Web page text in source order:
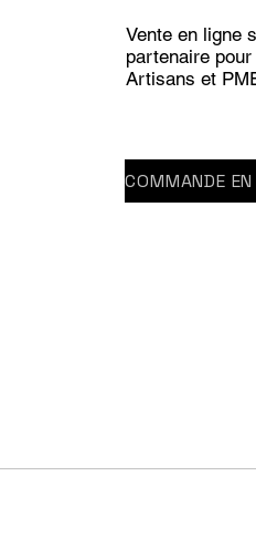
Vente en ligne
partenaire
Artisans et
COMMANDE EN